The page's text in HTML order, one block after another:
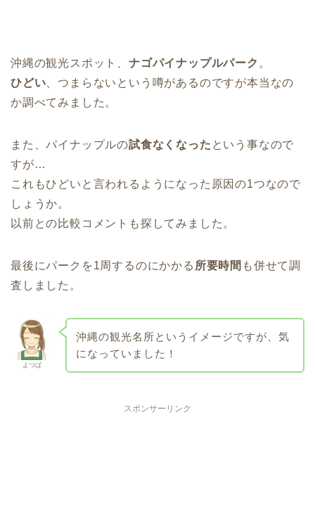
沖縄の観光スポット、 ナゴパイナップルパーク 。
ひどい 、つまらないという噂があるのですが本当なの
か調べてみました。
また、パイナップルの試食なくなった という事なので
すが…
これもひどいと言われるようになった原因の1つなので
しょうか。
以前との比較コメントも探してみました。
最後にパークを1周するのにかかる 所要時間 も併せて調
査しました。
よつば
沖縄の観光名所というイメージですが、気
になっていました！
スポンサーリンク